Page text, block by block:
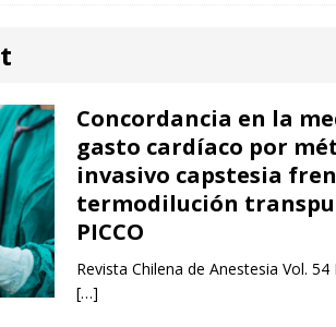
Concordancia en la
gasto cardíaco por
invasivo capstesia
termodilución
PICCO
Revista Chilena de Anestesia Vol.
[…]